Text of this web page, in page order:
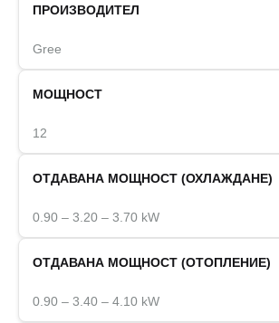
ПРОИЗВОДИТЕЛ
Gree
МОЩНОСТ
12
ОТДАВАНА МОЩНОСТ (ОХЛАЖДАНЕ)
0.90 – 3.20 – 3.70 kW
ОТДАВАНА МОЩНОСТ (ОТОПЛЕНИЕ)
0.90 – 3.40 – 4.10 kW